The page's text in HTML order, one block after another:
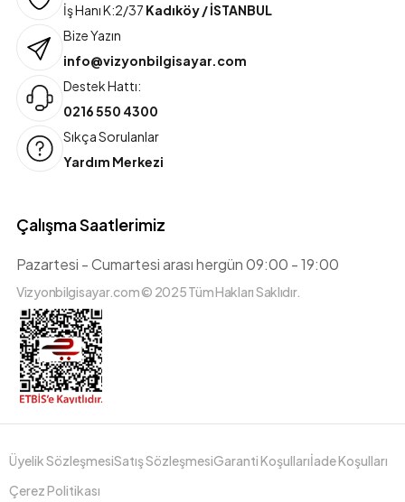
İş Hanı K:2/37 Kadıköy / İSTANBUL
Bize Yazın
info@vizyonbilgisayar.com
Destek Hattı:
0216 550 4300
Sıkça Sorulanlar
Yardım Merkezi
Çalışma Saatlerimiz
Pazartesi - Cumartesi arası hergün 09:00 - 19:00
Vizyonbilgisayar.com © 2025 Tüm Hakları Saklıdır.
Üyelik SözleşmesiSatış SözleşmesiGaranti Koşullarıİade Koşulları
Çerez Politikası